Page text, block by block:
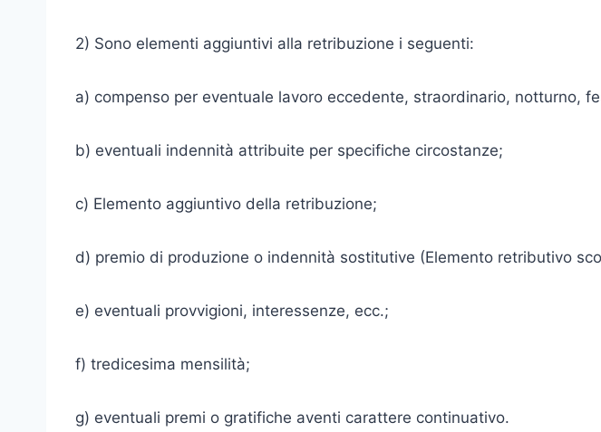
2) Sono elementi aggiuntivi alla retribuzione i seguenti:
a) compenso per eventuale lavoro eccedente, straordinario, notturno,
b) eventuali indennità attribuite per specifiche circostanze;
c) Elemento aggiuntivo della retribuzione;
d) premio di produzione o indennità sostitutive (Elemento retributivo
e) eventuali provvigioni, interessenze, ecc.;
f) tredicesima mensilità;
g) eventuali premi o gratifiche aventi carattere continuativo.